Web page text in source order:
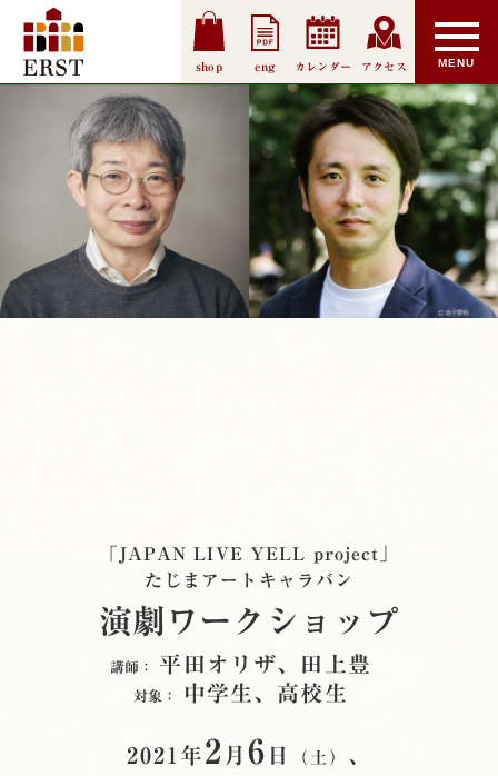
shop eng カレンダー アクセス
「JAPAN LIVE YELL project」
たじまアートキャラバン
演劇ワークショップ
講師： 平田オリザ、田上豊
対象： 中学生、高校生
2021年 2 月 6 日 （土） 、